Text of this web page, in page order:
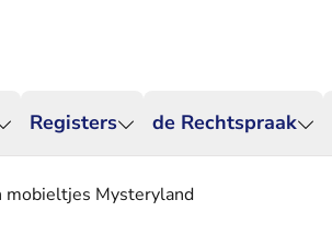
Registers de Rechtspraak
mobieltjes Mysteryland